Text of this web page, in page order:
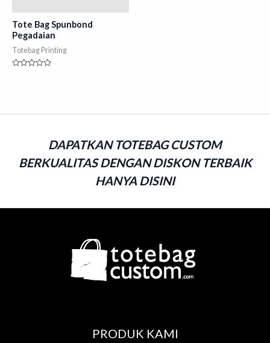
Tote Bag Spunbond
Pegadaian
Totebag Printing
DAPATKAN TOTEBAG CUSTOM
BERKUALITAS DENGAN DISKON TERBAIK
HANYA DISINI
PRODUK KAMI